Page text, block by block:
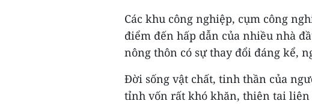
Các khu công nghiệp, cụm công
điểm đến hấp dẫn của nhiều nhà
nông thôn có sự thay đổi đáng kể,
Đời sống vật chất, tinh thần của
tỉnh vốn rất khó khăn, thiên tai